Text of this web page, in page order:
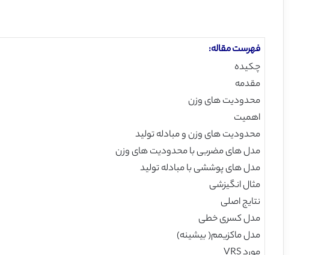
فهرست مقاله:
چکیده
مقدمه
محدودیت های وزن
اهمیت
محدودیت های وزن و مبادله تولید
مدل های مضربی با محدودیت های وزن
مدل های پوششی با مبادله تولید
مثال انگیزشی
نتایج اصلی
مدل کسری خطی
مدل ماکزیمم( بیشینه)